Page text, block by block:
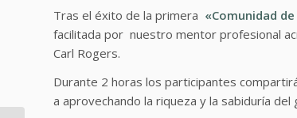
Tras el éxito de la primera «Comunidad
facilitada por nuestro mentor profesional
Carl Rogers.
Durante 2 horas los participantes
a aprovechando la riqueza y la sabiduría del